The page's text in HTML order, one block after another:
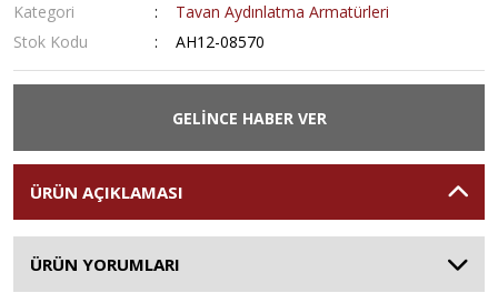
Kategori
Tavan Aydınlatma Armatürleri
Stok Kodu
AH12-08570
GELİNCE HABER VER
ÜRÜN AÇIKLAMASI
ÜRÜN YORUMLARI